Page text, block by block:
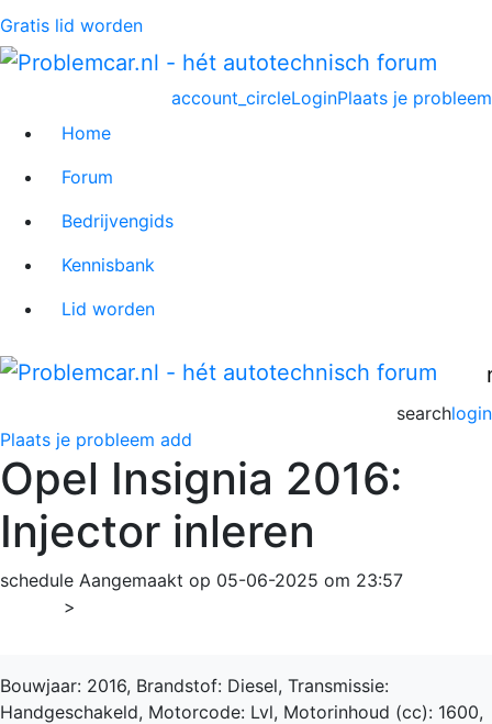
Gratis lid worden
Plaats je probleem
account_circleLogin
Home
Forum
Bedrijvengids
Kennisbank
Lid worden
login
search
Plaats je probleem add
Opel Insignia 2016:
Injector inleren
schedule Aangemaakt op 05-06-2025 om 23:57
>
Bouwjaar: 2016, Brandstof: Diesel, Transmissie:
Handgeschakeld, Motorcode: Lvl, Motorinhoud (cc): 1600,